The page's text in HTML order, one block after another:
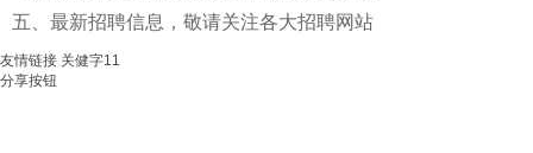
五、最新招聘信息，敬请关注各大招聘网站
友情链接 关健字11
分享按钮